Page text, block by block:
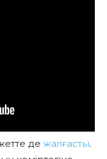
де жалғасты.